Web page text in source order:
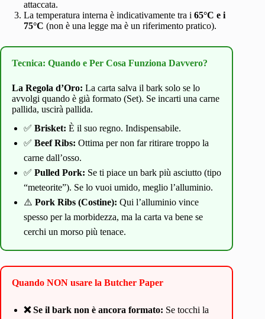
attaccata.
La temperatura interna è indicativamente tra i 65°C e i
75°C (non è una legge ma è un riferimento pratico).
Tecnica: Quando e Per Cosa Funziona Davvero?
La Regola d’Oro: La carta salva il bark solo se lo
avvolgi quando è già formato (Set). Se incarti una carne
pallida, uscirà pallida.
✅ Brisket: È il suo regno. Indispensabile.
✅ Beef Ribs: Ottima per non far ritirare troppo la
carne dall’osso.
✅ Pulled Pork: Se ti piace un bark più asciutto (tipo
“meteorite”). Se lo vuoi umido, meglio l’alluminio.
⚠️ Pork Ribs (Costine): Qui l’alluminio vince
spesso per la morbidezza, ma la carta va bene se
cerchi un morso più tenace.
Quando NON usare la Butcher Paper
❌ Se il bark non è ancora formato: Se tocchi la